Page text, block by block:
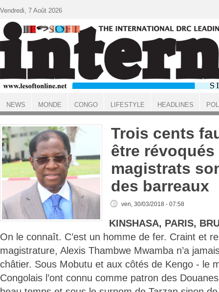
ACCUEIL
Trois cents
être
magistrats
des barreaux
ven, 30/03/2018 - 07:58
KINSHASA, PARIS,
On le connaît. C’est un homme de fer. Craint et
magistrature, Alexis Thambwe Mwamba n’a
châtier. Sous Mobutu et aux côtés de Kengo - le
Congolais l’ont connu comme patron des
Vendredi, 7 Août 2026
NEWS MONDE CONGO LIFESTYLE HEADLINES